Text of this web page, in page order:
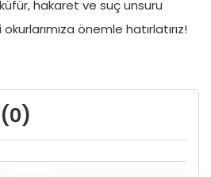
hakaret ve suç unsuru
önemle hatırlatırız!
0)